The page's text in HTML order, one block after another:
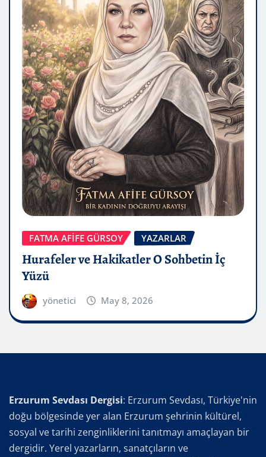
FATMA AFİFE GÜRSOY YAZARLAR
Hurafeler ve Hakikatler O Sohbetin İç
Yüzü
yönetici May 8, 2026
Erzurum Sevdası Dergisi: Erzurum Sevdası, Türkiye'nin
doğu bölgesinde yer alan Erzurum şehrinin kültürel,
sosyal ve tarihi zenginliklerini tanıtmayı amaçlayan bir
dergidir. Yerel yazarların, sanatçıların ve